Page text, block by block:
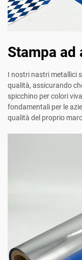
Stampa ad
I nostri nastri metallici
qualità, assicurando
spicchino per colori
fondamentali per le
qualità del proprio